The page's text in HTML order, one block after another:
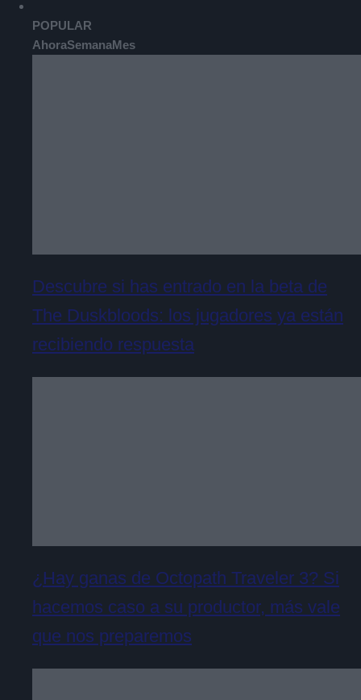
POPULAR
AhoraSemanaMes
Descubre si has entrado en la beta de
The Duskbloods: los jugadores ya están
recibiendo respuesta
¿Hay ganas de Octopath Traveler 3? Si
hacemos caso a su productor, más vale
que nos preparemos